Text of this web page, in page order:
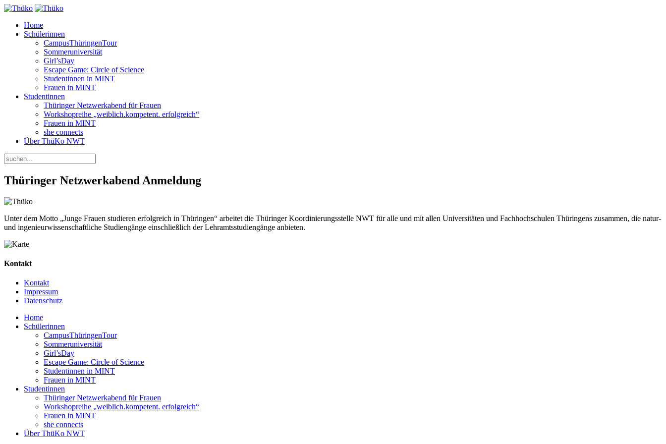
Home
Schülerinnen
CampusThüringenTour
Sommeruniversität
Girl’sDay
Escape Game: Circle of Science
Studentinnen in MINT
Frauen in MINT
Studentinnen
Thüringer Netzwerkabend für Frauen
Workshopreihe „weiblich.kompetent. erfolgreich“
Frauen in MINT
she connects
Über ThüKo NWT
Thüringer Netzwerkabend Anmeldung
Unter dem Motto „Junge Frauen studieren erfolgreich in Thüringen“ arbeitet die Thüringer Koordinierungsstelle NWT für alle und mit allen Universitäten und Fachhochschulen Thüringens zusammen, die natur-
und ingenieurwissenschaftliche Studiengänge einschließlich der Lehramtsstudiengänge anbieten.
Kontakt
Kontakt
Impressum
Datenschutz
Home
Schülerinnen
CampusThüringenTour
Sommeruniversität
Girl’sDay
Escape Game: Circle of Science
Studentinnen in MINT
Frauen in MINT
Studentinnen
Thüringer Netzwerkabend für Frauen
Workshopreihe „weiblich.kompetent. erfolgreich“
Frauen in MINT
she connects
Über ThüKo NWT